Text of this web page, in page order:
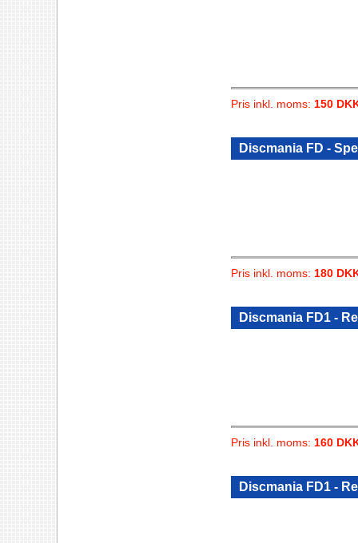
Pris inkl. moms: 150
Discmania FD -
Pris inkl. moms: 180
Discmania FD1 -
Pris inkl. moms: 160
Discmania FD1 -